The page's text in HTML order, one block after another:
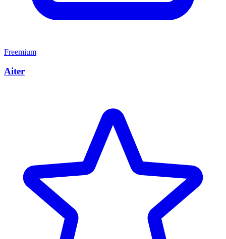
Freemium
Aiter